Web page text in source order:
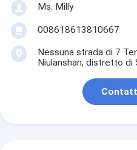
Ms. Milly
008618613810667
Nessuna strada di 7
Niulanshan, distretto di